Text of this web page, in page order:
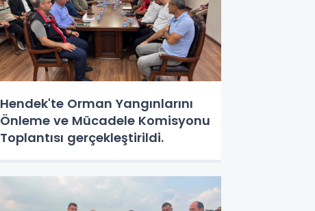
Hendek'te Orman Yangınlarını
Önleme ve Mücadele Komisyonu
Toplantısı gerçekleştirildi.